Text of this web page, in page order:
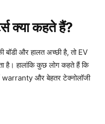
क्या कहते हैं?
बॉडी और हालत अच्छी है, तो EV
है। हालांकि कुछ लोग कहते हैं कि
warranty और बेहतर टेक्नोलॉजी